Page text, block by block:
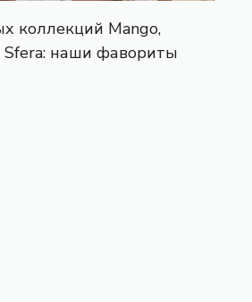
коллекций Mango,
Sfera: наши фавориты